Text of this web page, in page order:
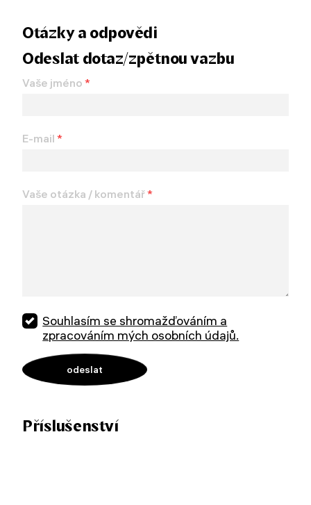
Otázky a odpovědi
Odeslat dotaz/zpětnou vazbu
Vaše jméno *
E-mail *
Vaše otázka / komentář*
Souhlasím se shromažďováním a
zpracováním mých osobních údajů.
Příslušenství